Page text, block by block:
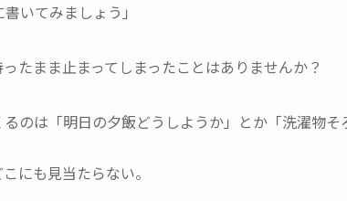
いてみましょう」
たまま止まってしまったことはありませんか？
のは「明日の夕飯どうしようか」とか「洗濯物
にも見当たらない。